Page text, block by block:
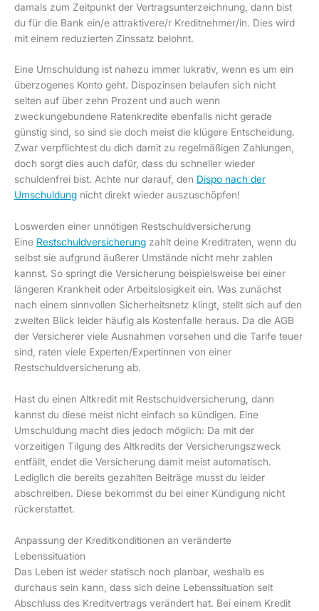
damals zum Zeitpunkt der Vertragsunterzeichnung, dann bist
du für die Bank ein/e attraktivere/r Kreditnehmer/in. Dies wird
mit einem reduzierten Zinssatz belohnt.
Eine Umschuldung ist nahezu immer lukrativ, wenn es um ein
überzogenes Konto geht. Dispozinsen belaufen sich nicht
selten auf über zehn Prozent und auch wenn
zweckungebundene Ratenkredite ebenfalls nicht gerade
günstig sind, so sind sie doch meist die klügere Entscheidung.
Zwar verpflichtest du dich damit zu regelmäßigen Zahlungen,
doch sorgt dies auch dafür, dass du schneller wieder
schuldenfrei bist. Achte nur darauf, den Dispo nach der
Umschuldung nicht direkt wieder auszuschöpfen!
Loswerden einer unnötigen Restschuldversicherung
Eine Restschuldversicherung zahlt deine Kreditraten, wenn du
selbst sie aufgrund äußerer Umstände nicht mehr zahlen
kannst. So springt die Versicherung beispielsweise bei einer
längeren Krankheit oder Arbeitslosigkeit ein. Was zunächst
nach einem sinnvollen Sicherheitsnetz klingt, stellt sich auf den
zweiten Blick leider häufig als Kostenfalle heraus. Da die AGB
der Versicherer viele Ausnahmen vorsehen und die Tarife teuer
sind, raten viele Experten/Expertinnen von einer
Restschuldversicherung ab.
Hast du einen Altkredit mit Restschuldversicherung, dann
kannst du diese meist nicht einfach so kündigen. Eine
Umschuldung macht dies jedoch möglich: Da mit der
vorzeitigen Tilgung des Altkredits der Versicherungszweck
entfällt, endet die Versicherung damit meist automatisch.
Lediglich die bereits gezahlten Beiträge musst du leider
abschreiben. Diese bekommst du bei einer Kündigung nicht
rückerstattet.
Anpassung der Kreditkonditionen an veränderte
Lebenssituation
Das Leben ist weder statisch noch planbar, weshalb es
durchaus sein kann, dass sich deine Lebenssituation seit
Abschluss des Kreditvertrags verändert hat. Bei einem Kredit